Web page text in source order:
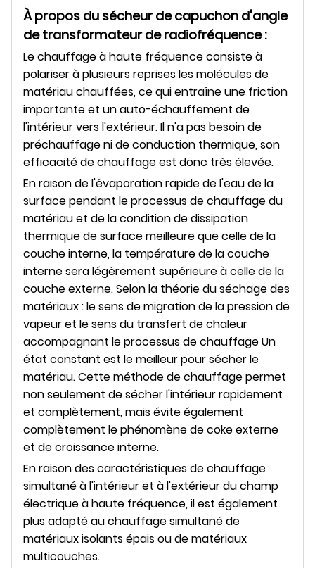
À propos du sécheur de capuchon d'angle
de transformateur de radiofréquence :
Le chauffage à haute fréquence consiste à
polariser à plusieurs reprises les molécules de
matériau chauffées, ce qui entraîne une friction
importante et un auto-échauffement de
l'intérieur vers l'extérieur. Il n'a pas besoin de
préchauffage ni de conduction thermique, son
efficacité de chauffage est donc très élevée.
En raison de l'évaporation rapide de l'eau de la
surface pendant le processus de chauffage du
matériau et de la condition de dissipation
thermique de surface meilleure que celle de la
couche interne, la température de la couche
interne sera légèrement supérieure à celle de la
couche externe. Selon la théorie du séchage des
matériaux : le sens de migration de la pression de
vapeur et le sens du transfert de chaleur
accompagnant le processus de chauffage Un
état constant est le meilleur pour sécher le
matériau. Cette méthode de chauffage permet
non seulement de sécher l'intérieur rapidement
et complètement, mais évite également
complètement le phénomène de coke externe
et de croissance interne.
En raison des caractéristiques de chauffage
simultané à l'intérieur et à l'extérieur du champ
électrique à haute fréquence, il est également
plus adapté au chauffage simultané de
matériaux isolants épais ou de matériaux
multicouches.